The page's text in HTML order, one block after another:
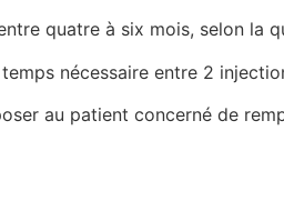
quatre à six mois, selon la
nécessaire entre 2
au patient concerné de